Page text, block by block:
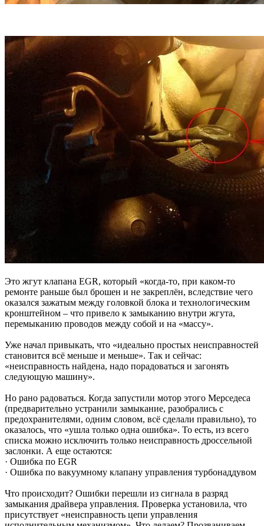
Это жгут клапана EGR, который «когда-то, при каком-то
ремонте раньше был брошен и не закреплён, вследствие чего
оказался зажатым между головкой блока и технологическим
кронштейном – что привело к замыканию внутри жгута,
перемыканию проводов между собой и на «массу».
Уже начал привыкать, что «идеально простых неисправностей
становится всё меньше и меньше». Так и сейчас:
«неисправность найдена, надо порадоваться и загонять
следующую машину».
Но рано радоваться. Когда запустили мотор этого Мерседеса
(предварительно устранили замыкание, разобрались с
предохранителями, одним словом, всё сделали правильно), то
оказалось, что «ушла только одна ошибка». То есть, из всего
списка можно исключить только неисправность дроссельной
заслонки. А еще остаются:
· Ошибка по EGR
· Ошибка по вакуумному клапану управления турбонаддувом
Что происходит? Ошибки перешли из сигнала в разряд
замыкания драйвера управления. Проверка установила, что
присутствует «неисправность цепи управления